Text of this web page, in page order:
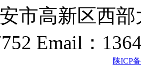
市高新区西
Email：
陕ICP